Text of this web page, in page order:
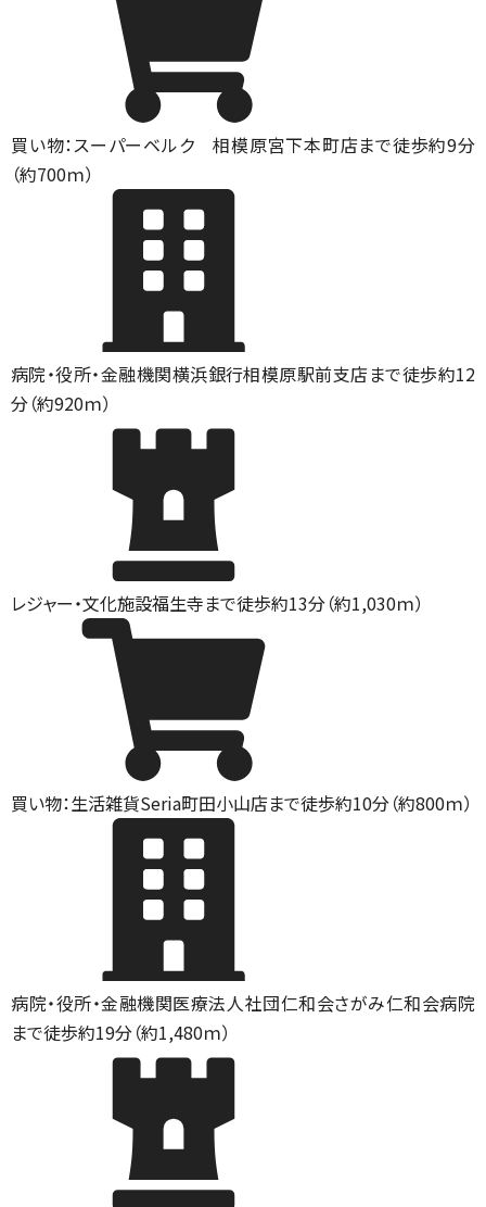
買い物：スーパーベルク 相模原宮下本町店まで徒歩約9分
（約700ｍ）
病院・役所・金融機関横浜銀行相模原駅前支店まで徒歩約12
分（約920ｍ）
レジャー・文化施設福生寺まで徒歩約13分（約1,030ｍ）
買い物：生活雑貨Seria町田小山店まで徒歩約10分（約800ｍ）
病院・役所・金融機関医療法人社団仁和会さがみ仁和会病院
まで徒歩約19分（約1,480ｍ）